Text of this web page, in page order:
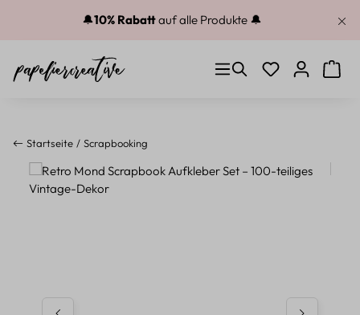
Zum Hauptinhalt springen
🔔10% Rabattauf alle Produkte 🔔
Du hast 0
Startseite Scrapbooking
Bildergalerie überspringen